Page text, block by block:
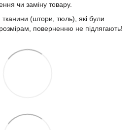
чи заміну товару.
тканини (штори, тюль), які були
поверненню не підлягають!